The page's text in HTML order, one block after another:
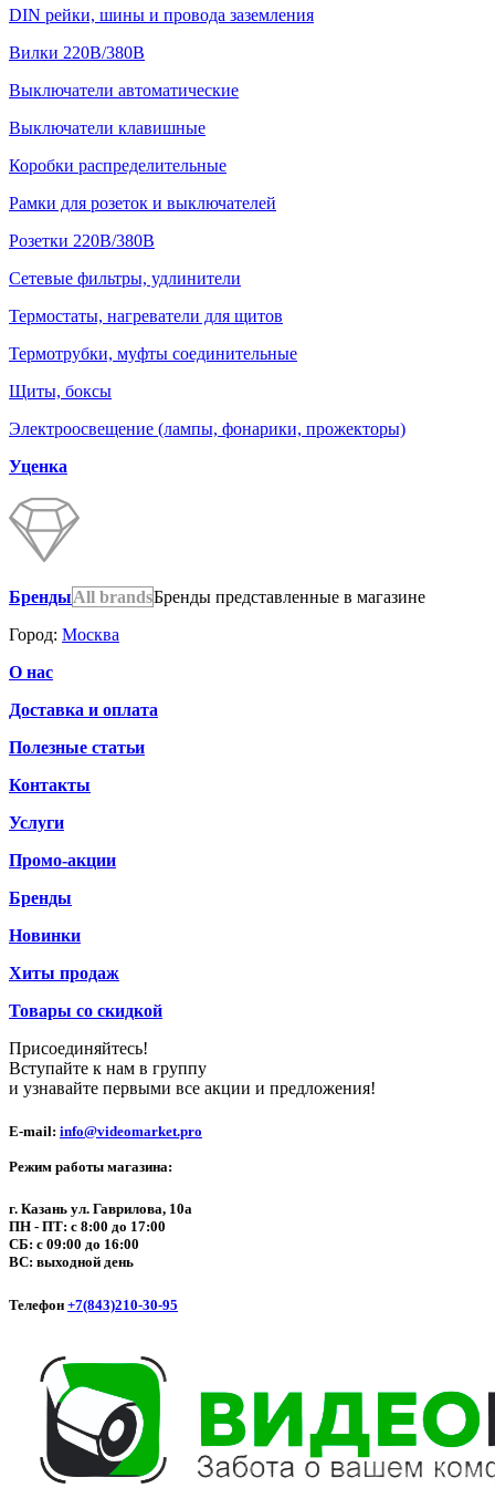
DIN рейки, шины и провода заземления
Вилки 220В/380В
Выключатели автоматические
Выключатели клавишные
Коробки распределительные
Рамки для розеток и выключателей
Розетки 220В/380В
Сетевые фильтры, удлинители
Термостаты, нагреватели для щитов
Термотрубки, муфты соединительные
Щиты, боксы
Электроосвещение (лампы, фонарики, прожекторы)
Уценка
БрендыAll brandsБренды представленные в магазине
Город: Москва
О нас
Доставка и оплата
Полезные статьи
Контакты
Услуги
Промо-акции
Бренды
Новинки
Хиты продаж
Товары со скидкой
Присоединяйтесь!
Вступайте к нам в группу
и узнавайте первыми все акции и предложения!
E-mail: info@videomarket.pro
Режим работы магазина:
г. Казань ул. Гаврилова, 10а
ПН - ПТ: с 8:00 до 17:00
СБ: с 09:00 до 16:00
ВС: выходной день
Телефон +7(843)210-30-95